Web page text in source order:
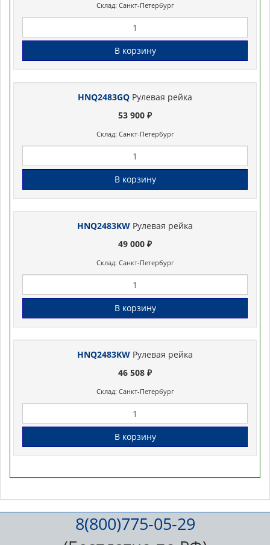
Склад: Санкт-Петербург
В корзину
HNQ2483GQ Рулевая рейка
53 900 ₽
Склад: Санкт-Петербург
В корзину
HNQ2483KW Рулевая рейка
49 000 ₽
Склад: Санкт-Петербург
В корзину
HNQ2483KW Рулевая рейка
46 508 ₽
Склад: Санкт-Петербург
В корзину
8(800)775-05-29